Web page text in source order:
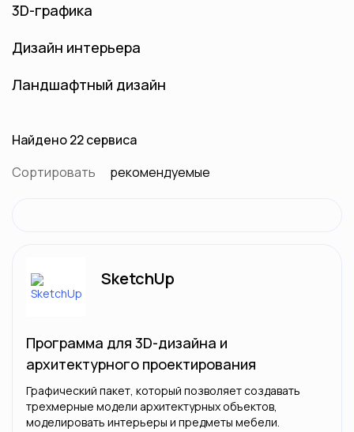
Найдено 22 сервиса
Сортировать
рекомендуемые
SketchUp
Программа для 3D-дизайна и
архитектурного проектирования
Графический пакет, который позволяет создавать
трехмерные модели архитектурных объектов,
моделировать интерьеры и предметы мебели.
3D-графика
Дизайн интерьера
Ландшафтный дизайн